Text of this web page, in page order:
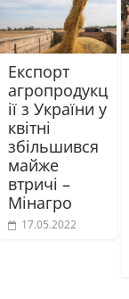
Експорт
агропродукц
ії з України у
квітні
збільшився
майже
втричі –
Мінагро
17.05.2022